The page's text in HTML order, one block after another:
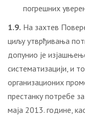
погрешних
1.9. На захтев
циљу утврђивања
допунио је
систематизацији, и
организационих
престанку потребе
маја 2013. године,